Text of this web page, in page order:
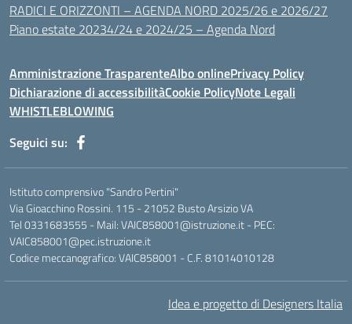
RADICI E ORIZZONTI – AGENDA NORD 2025/26 e 2026/27
Piano estate 20234/24 e 2024/25 – Agenda Nord
Amministrazione TrasparenteAlbo onlinePrivacy Policy
Dichiarazione di accessibilitàCookie PolicyNote Legali
WHISTLEBLOWING
Seguici su:
Istituto comprensivo "Sandro Pertini"
Via Gioacchino Rossini. 115 - 21052 Busto Arsizio VA
Tel 0331683555 - Mail: VAIC858001@istruzione.it - PEC:
VAIC858001@pec.istruzione.it
Codice meccanografico: VAIC858001 - C.F. 81014010128
Idea e progetto di Designers Italia